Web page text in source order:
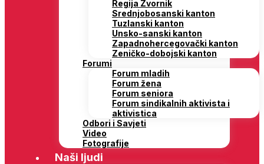
Regija Zvornik
Srednjobosanski kanton
Tuzlanski kanton
Unsko-sanski kanton
Zapadnohercegovački kanton
Zeničko-dobojski kanton
Forumi
Forum mladih
Forum žena
Forum seniora
Forum sindikalnih aktivista i
aktivistica
Odbori i Savjeti
Video
Fotografije
Naši ljudi